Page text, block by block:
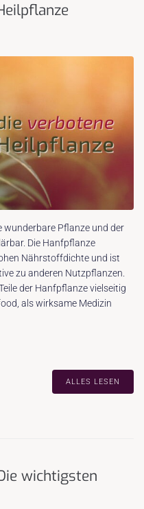
Pflanze und der
Die Hanfpflanze
Nährstoffdichte und ist
zu anderen Nutzpflanzen.
der Hanfpflanze vielseitig
als wirksame Medizin
ALLES LESEN
wichtigsten